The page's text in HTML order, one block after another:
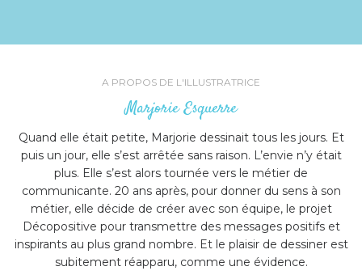
A PROPOS DE L'ILLUSTRATRICE
Marjorie Esquerre
Quand elle était petite, Marjorie dessinait tous les jours. Et
puis un jour, elle s’est arrêtée sans raison. L’envie n’y était
plus. Elle s’est alors tournée vers le métier de
communicante. 20 ans après, pour donner du sens à son
métier, elle décide de créer avec son équipe, le projet
Décopositive pour transmettre des messages positifs et
inspirants au plus grand nombre. Et le plaisir de dessiner est
subitement réapparu, comme une évidence.